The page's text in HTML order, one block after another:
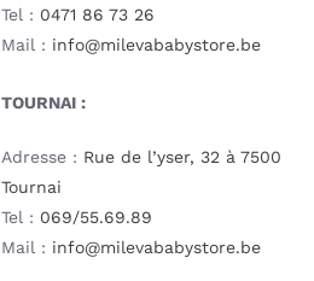
Tel : 0471 86 73 26
Mail : info@milevababystore.be
TOURNAI :
Adresse : Rue de l’yser, 32 à 7500
Tournai
Tel : 069/55.69.89
Mail : info@milevababystore.be